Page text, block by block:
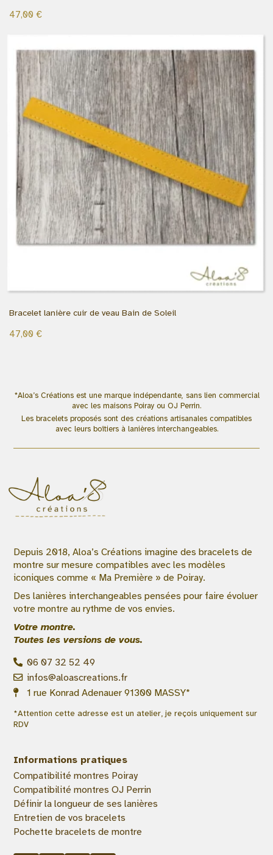
47,00 €
Bracelet lanière cuir de veau Bain de Soleil
47,00 €
*Aloa’s Créations est une marque indépendante, sans lien commercial
avec les maisons Poiray ou OJ Perrin.
Les bracelets proposés sont des créations artisanales compatibles
avec leurs boîtiers à lanières interchangeables.
Depuis 2018, Aloa’s Créations imagine des bracelets de
montre sur mesure compatibles avec les modèles
iconiques comme « Ma Première » de Poiray.
Des lanières interchangeables pensées pour faire évoluer
votre montre au rythme de vos envies.
Votre montre.
Toutes les versions de vous.
06 07 32 52 49
infos@aloascreations.fr
1 rue Konrad Adenauer 91300 MASSY*
*Attention cette adresse est un atelier, je reçois uniquement sur
RDV
Informations pratiques
Compatibilité montres Poiray
Compatibilité montres OJ Perrin
Définir la longueur de ses lanières
Entretien de vos bracelets
Pochette bracelets de montre